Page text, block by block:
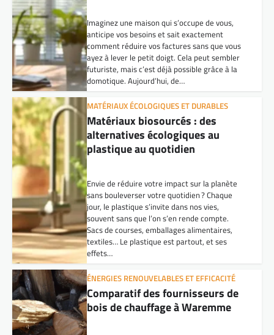
Imaginez une maison qui s’occupe de vous,
anticipe vos besoins et sait exactement
comment réduire vos factures sans que vous
ayez à lever le petit doigt. Cela peut sembler
futuriste, mais c’est déjà possible grâce à la
domotique. Aujourd’hui, de…
MATÉRIAUX ÉCOLOGIQUES ET DURABLES
Matériaux biosourcés : des
alternatives écologiques au
plastique au quotidien
Envie de réduire votre impact sur la planète
sans bouleverser votre quotidien ? Chaque
jour, le plastique s’invite dans nos vies,
souvent sans que l’on s’en rende compte.
Sacs de courses, emballages alimentaires,
textiles… Le plastique est partout, et ses
effets…
ÉNERGIES RENOUVELABLES ET EFFICACITÉ
Comparatif des fournisseurs de
bois de chauffage à Waremme